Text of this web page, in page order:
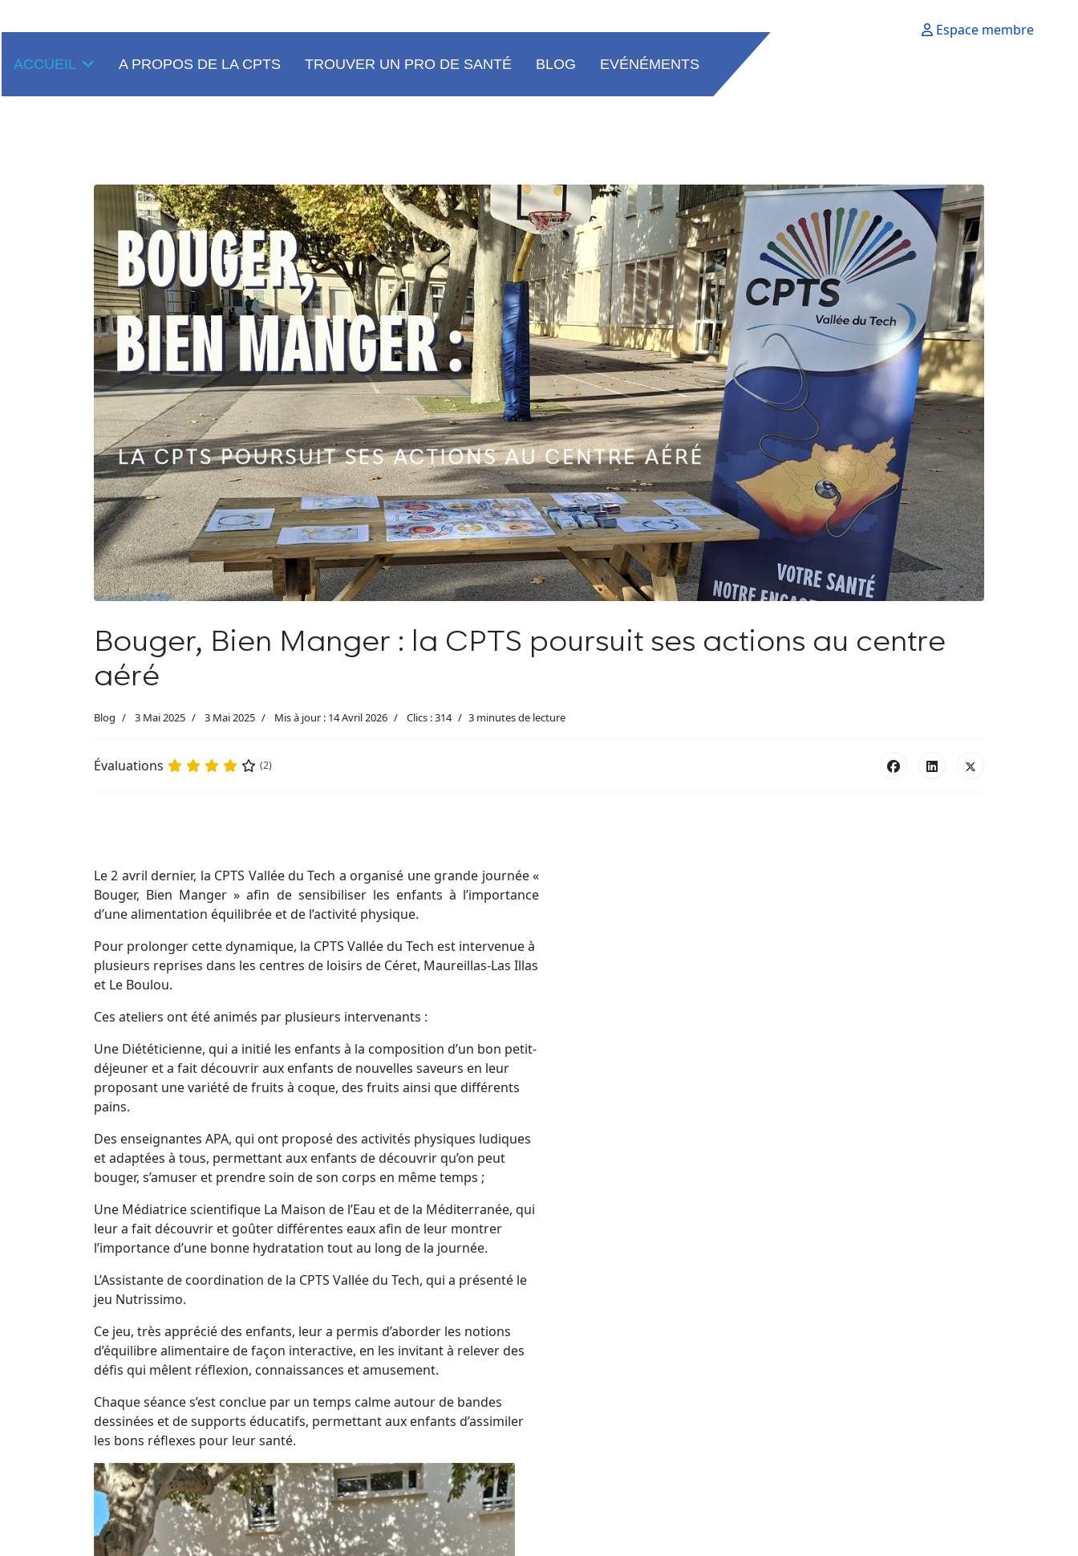
Espace membre
ACCUEIL A PROPOS DE LA CPTS TROUVER UN PRO DE SANTÉ BLOG EVÉNÉMENTS
Bouger, Bien Manger : la CPTS poursuit ses actions au centre
aéré
Blog 3 Mai 2025 3 Mai 2025 Mis à jour : 14 Avril 2026 Clics : 314 3 minutes de lecture
Évaluations (2)
Le 2 avril dernier, la CPTS Vallée du Tech a organisé une grande journée «
Bouger, Bien Manger » afin de sensibiliser les enfants à l’importance
d’une alimentation équilibrée et de l’activité physique.
Pour prolonger cette dynamique, la CPTS Vallée du Tech est intervenue à
plusieurs reprises dans les centres de loisirs de Céret, Maureillas-Las Illas
et Le Boulou.
Ces ateliers ont été animés par plusieurs intervenants :
Une Diététicienne, qui a initié les enfants à la composition d’un bon petit-
déjeuner et a fait découvrir aux enfants de nouvelles saveurs en leur
proposant une variété de fruits à coque, des fruits ainsi que différents
pains.
Des enseignantes APA, qui ont proposé des activités physiques ludiques
et adaptées à tous, permettant aux enfants de découvrir qu’on peut
bouger, s’amuser et prendre soin de son corps en même temps ;
Une Médiatrice scientifique La Maison de l’Eau et de la Méditerranée, qui
leur a fait découvrir et goûter différentes eaux afin de leur montrer
l’importance d’une bonne hydratation tout au long de la journée.
L’Assistante de coordination de la CPTS Vallée du Tech, qui a présenté le
jeu Nutrissimo.
Ce jeu, très apprécié des enfants, leur a permis d’aborder les notions
d’équilibre alimentaire de façon interactive, en les invitant à relever des
défis qui mêlent réflexion, connaissances et amusement.
Chaque séance s’est conclue par un temps calme autour de bandes
dessinées et de supports éducatifs, permettant aux enfants d’assimiler
les bons réflexes pour leur santé.